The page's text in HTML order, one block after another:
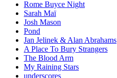
Rome Buyce Night
Sarah Maï
Josh Mason
Pond
Jan Jelinek & Alan Abrahams
A Place To Bury Strangers
The Blood Arm
My Raining Stars
underscores